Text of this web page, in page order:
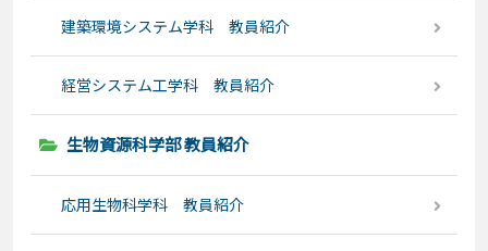
建築環境システム学科 教員紹介
経営システム工学科 教員紹介
生物資源科学部 教員紹介
応用生物科学科 教員紹介